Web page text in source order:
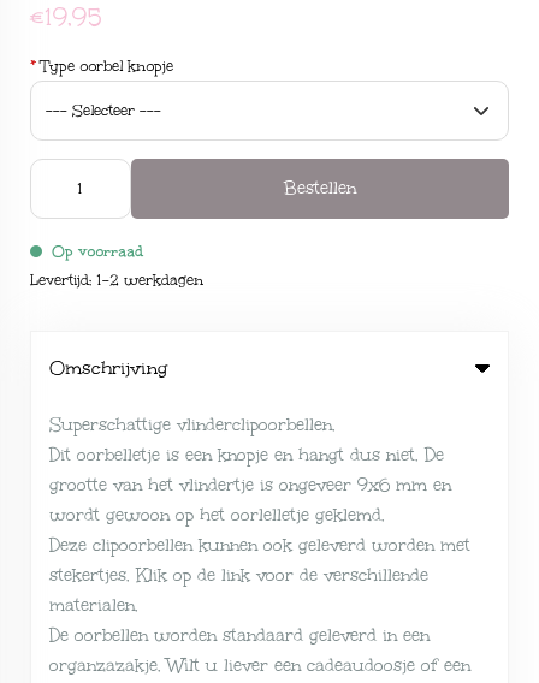
€19,95
*Type oorbel knopje
Bestellen
Op voorraad
Levertijd: 1-2 werkdagen
Omschrijving
Superschattige vlinderclipoorbellen.
Dit oorbelletje is een knopje en hangt dus niet. De
grootte van het vlindertje is ongeveer 9x6 mm en
wordt gewoon op het oorlelletje geklemd.
Deze clipoorbellen kunnen ook geleverd worden met
stekertjes. Klik op de link voor de verschillende
materialen.
De oorbellen worden standaard geleverd in een
organzazakje. Wilt u liever een cadeaudoosje of een